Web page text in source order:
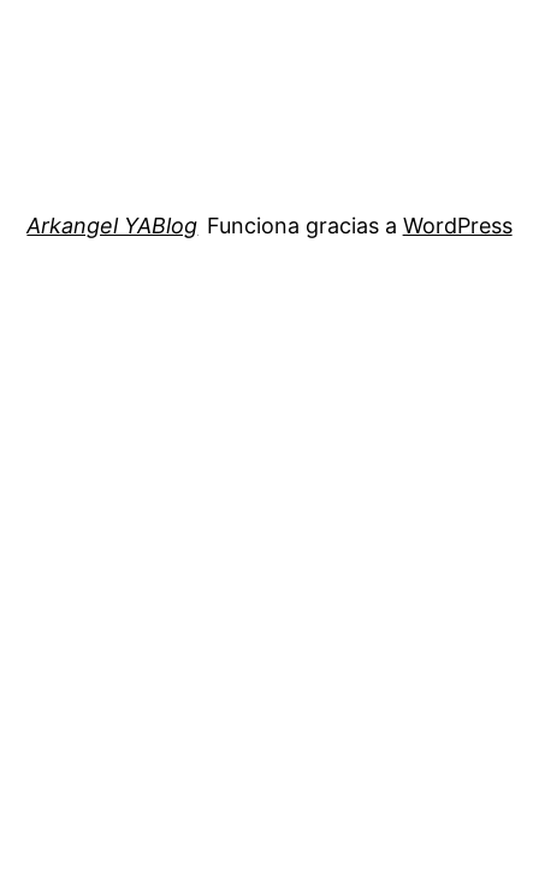
Arkangel YABlog Funciona gracias a WordPress